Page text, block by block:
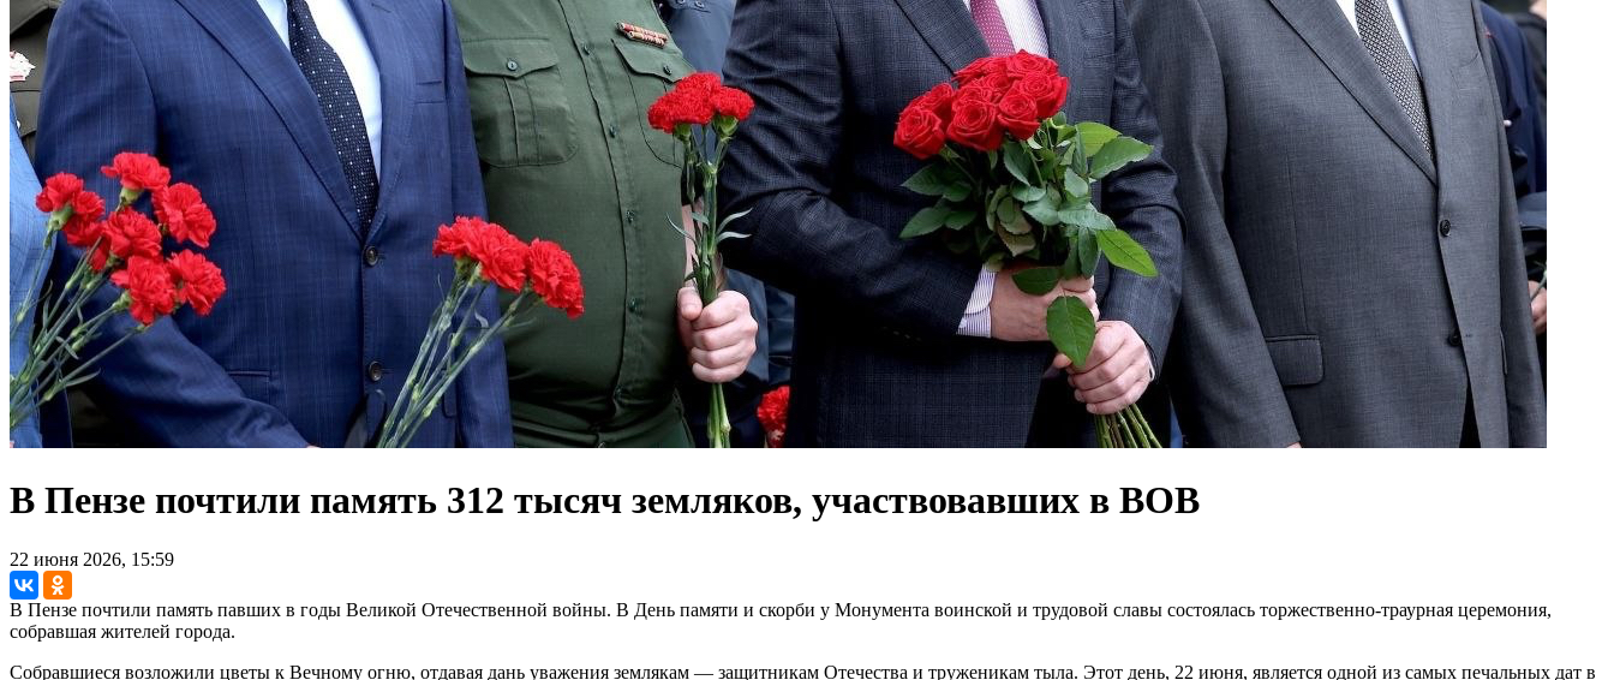
В Пензе почтили память 312 тысяч земляков, участвовавших в ВОВ
22 июня 2026, 15:59
В Пензе почтили память павших в годы Великой Отечественной войны. В День памяти и скорби у Монумента воинской и трудовой славы состоялась торжественно-траурная церемония,
собравшая жителей города.
Собравшиеся возложили цветы к Вечному огню, отдавая дань уважения землякам — защитникам Отечества и труженикам тыла. Этот день, 22 июня, является одной из самых печальных дат в